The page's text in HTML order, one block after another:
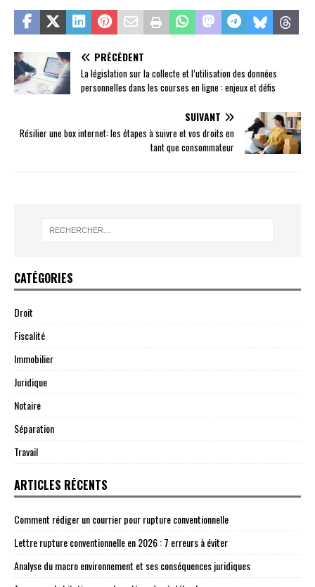
PRÉCÉDENT
La législation sur la collecte et l’utilisation des données
personnelles dans les courses en ligne : enjeux et défis
SUIVANT
Résilier une box internet: les étapes à suivre et vos droits en
tant que consommateur
CATÉGORIES
Droit
Fiscalité
Immobilier
Juridique
Notaire
Séparation
Travail
ARTICLES RÉCENTS
Comment rédiger un courrier pour rupture conventionnelle
Lettre rupture conventionnelle en 2026 : 7 erreurs à éviter
Analyse du macro environnement et ses conséquences juridiques